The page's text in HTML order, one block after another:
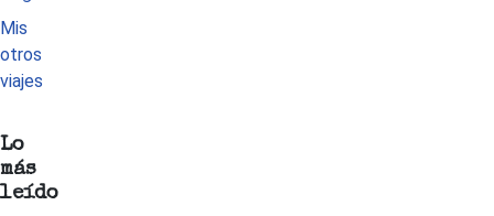
Mis
otros
viajes
Lo
más
leído